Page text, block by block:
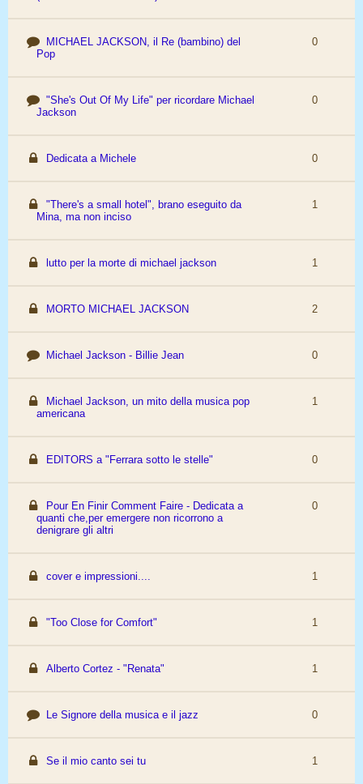
MICHAEL JACKSON, il Re (bambino) del
Pop
0
"She's Out Of My Life" per ricordare Michael
Jackson
0
Dedicata a Michele 0
"There's a small hotel", brano eseguito da
Mina, ma non inciso
1
lutto per la morte di michael jackson 1
MORTO MICHAEL JACKSON 2
Michael Jackson - Billie Jean 0
Michael Jackson, un mito della musica pop
americana
1
EDITORS a "Ferrara sotto le stelle" 0
Pour En Finir Comment Faire - Dedicata a
quanti che,per emergere non ricorrono a
denigrare gli altri
0
cover e impressioni.... 1
"Too Close for Comfort" 1
Alberto Cortez - "Renata" 1
Le Signore della musica e il jazz 0
Se il mio canto sei tu 1